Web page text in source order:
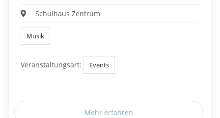
Schulhaus Zentrum
Musik
Veranstaltungsart: Events
Mehr erfahren